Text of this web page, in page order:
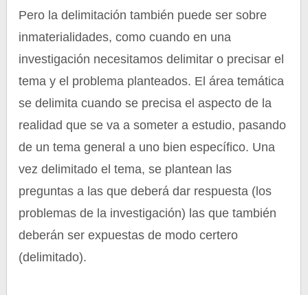
Pero la delimitación también puede ser sobre
inmaterialidades, como cuando en una
investigación necesitamos delimitar o precisar el
tema y el problema planteados. El área temática
se delimita cuando se precisa el aspecto de la
realidad que se va a someter a estudio, pasando
de un tema general a uno bien específico. Una
vez delimitado el tema, se plantean las
preguntas a las que deberá dar respuesta (los
problemas de la investigación) las que también
deberán ser expuestas de modo certero
(delimitado).